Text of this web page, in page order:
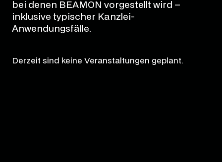
bei denen BEAMON vorgestellt wird –
inklusive typischer Kanzlei-
Anwendungsfälle.
Derzeit sind keine Veranstaltungen geplant.